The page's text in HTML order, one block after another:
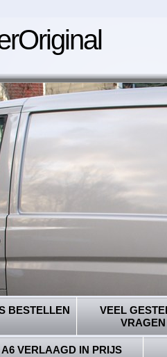
BESTELLEN
VEEL
VRAGEN
A6 VERLAAGD IN PRIJS